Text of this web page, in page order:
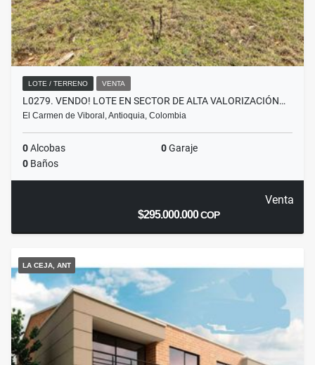
LOTE / TERRENO VENTA
L0279. VENDO! LOTE EN SECTOR DE ALTA VALORIZACIÓN…
El Carmen de Viboral, Antioquia, Colombia
0Alcobas 0Garaje
0 Baños
Venta
$295.000.000COP
LA CEJA, ANT